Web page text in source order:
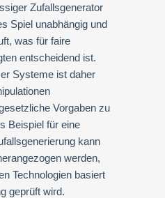
Zufallsgenerator
Spiel unabhängig und
was für faire
entscheidend ist.
Systeme ist daher
Vorgaben zu
Beispiel für eine
kann
werden,
Technologien basiert
geprüft wird.